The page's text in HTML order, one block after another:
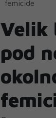
femicide
Velik
pod